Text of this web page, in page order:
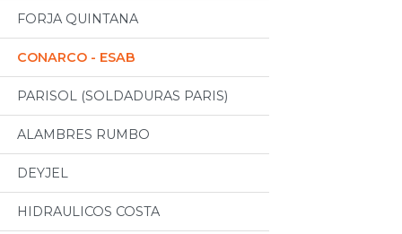
FORJA QUINTANA
CONARCO - ESAB
PARISOL (SOLDADURAS PARIS)
ALAMBRES RUMBO
DEYJEL
HIDRAULICOS COSTA